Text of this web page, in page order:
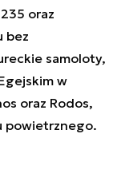
oraz
bez
samoloty,
w
oraz Rodos,
powietrznego.